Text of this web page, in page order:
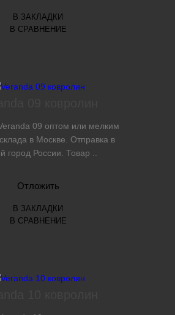
В ЗАКЛАДКИ
В СРАВНЕНИЕ
09 оптом или мелким
в Москве. Отправка в
город России. Товар ..
Отложить
В ЗАКЛАДКИ
В СРАВНЕНИЕ